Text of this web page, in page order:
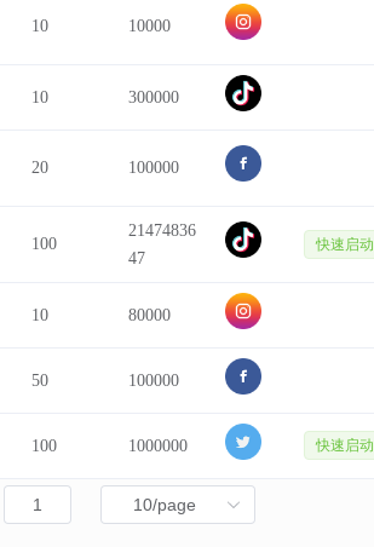
10 10000
10 300000
20 100000
100
21474836
47
快速启动
10 80000
50 100000
100 1000000 快速启动